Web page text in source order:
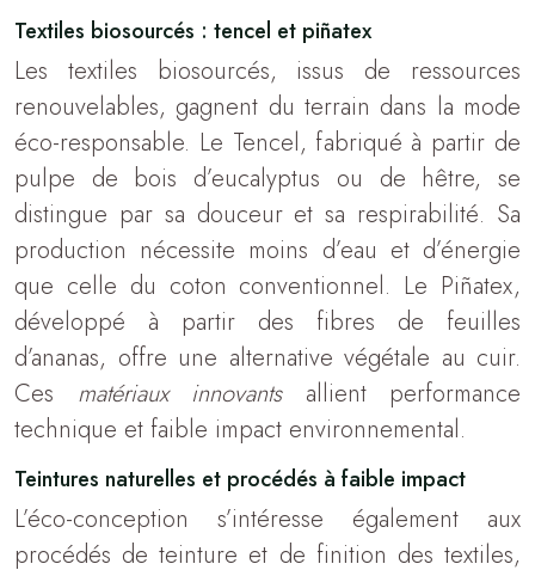
Textiles biosourcés : tencel et piñatex
Les textiles biosourcés, issus de ressources
renouvelables, gagnent du terrain dans la mode
éco-responsable. Le Tencel, fabriqué à partir de
pulpe de bois d’eucalyptus ou de hêtre, se
distingue par sa douceur et sa respirabilité. Sa
production nécessite moins d’eau et d’énergie
que celle du coton conventionnel. Le Piñatex,
développé à partir des fibres de feuilles
d’ananas, offre une alternative végétale au cuir.
Ces matériaux innovants allient performance
technique et faible impact environnemental.
Teintures naturelles et procédés à faible impact
L’éco-conception s’intéresse également aux
procédés de teinture et de finition des textiles,